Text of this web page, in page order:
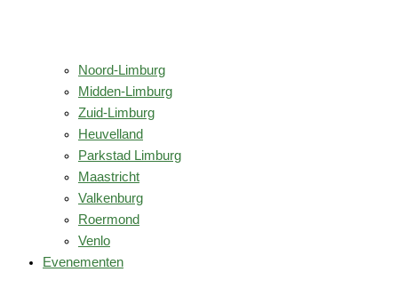
Noord-Limburg
Midden-Limburg
Zuid-Limburg
Heuvelland
Parkstad Limburg
Maastricht
Valkenburg
Roermond
Venlo
Evenementen